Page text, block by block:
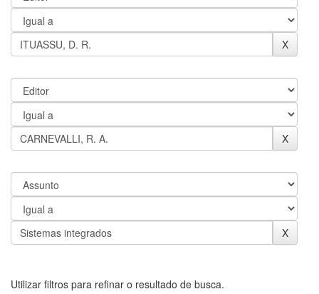
Utilizar filtros para refinar o resultado de busca.